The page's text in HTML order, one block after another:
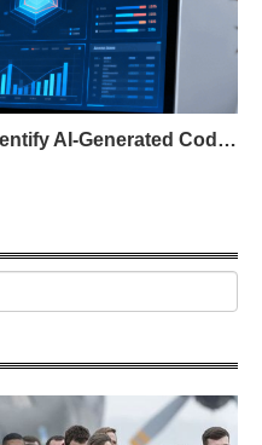
AI Code Detector: How to Identify AI-Generated Code in 2024